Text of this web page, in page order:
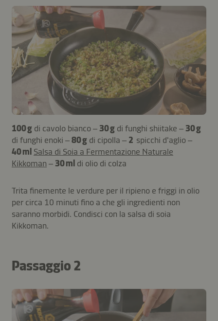
100 g di cavolo bianco – 30 g di funghi shiitake – 30 g
di funghi enoki –80 g di cipolla – 2 spicchi d'aglio –
40 ml Salsa di Soia a Fermentazione Naturale
Kikkoman – 30 ml di olio di colza
Trita finemente le verdure per il ripieno e friggi in olio
per circa 10 minuti fino a che gli ingredienti non
saranno morbidi. Condisci con la salsa di soia
Kikkoman.
Passaggio 2